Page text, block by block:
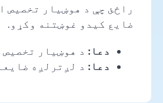
راځئ چې د هوښیار تخصیص
ضایع کیدو غوښتنه وکړو.
دعا: د هوښیار تخصیص
دعا: د لږترلږه